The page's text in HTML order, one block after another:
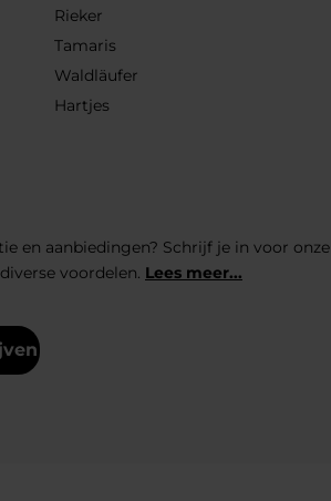
Rieker
Tamaris
Waldläufer
Hartjes
en aanbiedingen? Schrijf je in voor onze
voordelen. Lees meer...